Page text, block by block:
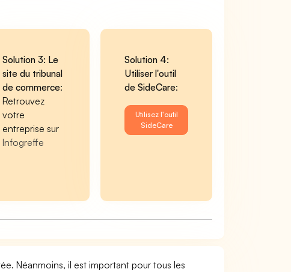
Solution 3: Le
site du tribunal
de commerce:
Retrouvez
votre
entreprise sur
Infogreffe
Solution 4:
Utiliser l'outil
de SideCare:
Utilisez l'outil
SideCare
Néanmoins, il est important pour tous les